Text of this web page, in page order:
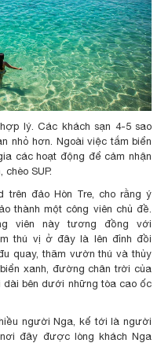
lý. Các khách sạn 4-5 sao
nhỏ hơn. Ngoài việc tắm biển
các hoạt động để cảm nhận
SUP.
trên đảo Hòn Tre, cho rằng ý
thành một công viên chủ đề.
viên này tương đồng với
thú vị ở đây là lên đỉnh đồi
quay, thăm vườn thú và thủy
xanh, đường chân trời của
dài bên dưới những tòa cao ốc
người Nga, kế tới là người
đây được lòng khách Nga